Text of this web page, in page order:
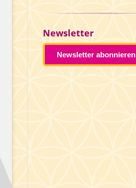
Newsletter
Newsletter abonnieren